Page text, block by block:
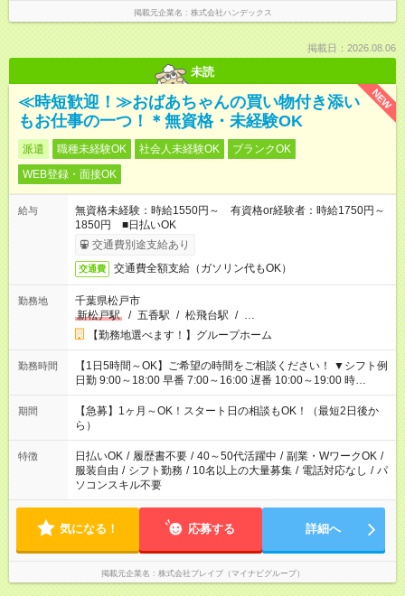
掲載元企業名 株式会社ハンデックス
掲載日：2026.08.06
未読
NEW
≪時短歓迎！≫おばあちゃんの買い物付き添い
もお仕事の一つ！＊無資格・未経験OK
派遣 職種未経験OK 社会人未経験OK
ブランクOK
WEB登録・面接OK
給与
無資格未経験：時給1550円～ 有資格or経験者：時給1750円～
1850円 ■日払いOK
交通費別途支給あり
交通費 交通費全額支給（ガソリン代もOK）
勤務地
千葉県松戸市
新松戸駅
/ 五香駅 / 松飛台駅 / …
【勤務地選べます！】グループホーム
勤務時間
【1日5時間～OK】ご希望の時間をご相談ください！ ▼シフト例
日勤 9:00～18:00 早番 7:00～16:00 遅番 10:00～19:00 時
短 10:00～15:00 上記はあくまで一例です。 「夕方までには帰宅
しておきたい」 「朝はゆっくりのスタートがいい」 「お昼の時
間を有効に使いたい」 など、ご希望があれば教えてください
ね。
期間
【急募】1ヶ月～OK！スタート日の相談もOK！（最短2日後か
ら）
特徴 日払いOK / 履歴書不要 / 40～50代活躍中 / 副業・WワークOK /
服装自由 / シフト勤務 / 10名以上の大量募集 / 電話対応なし / パ
ソコンスキル不要
気になる！ 応募する 詳細へ
掲載元企業名 株式会社ブレイブ（マイナビグループ）